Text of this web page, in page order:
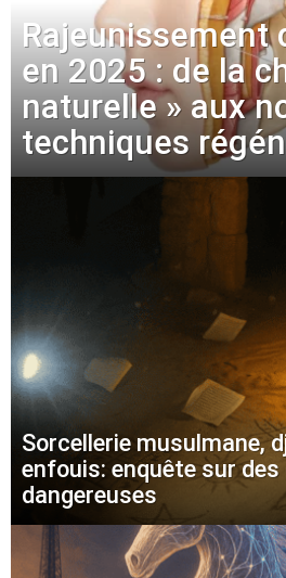
Rajeunissement
en 2025 : de la
naturelle » aux
techniques
Sorcellerie musulmane,
enfouis: enquête sur
dangereuses